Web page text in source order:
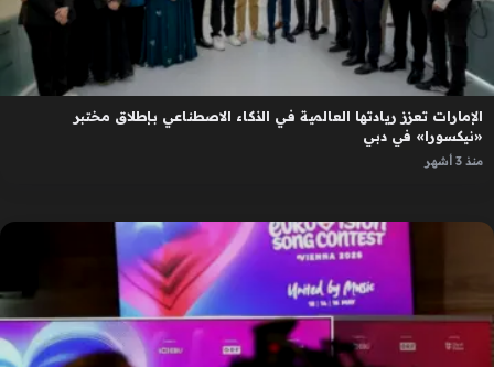
الإمارات تعزز ريادتها العالمية في الذكاء الاصطناعي بإطلاق مختبر
«نيكسورا» في دبي
منذ 3 أشهر